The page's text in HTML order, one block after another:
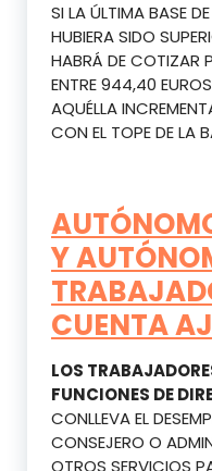
SI LA ÚLTIMA BASE
HUBIERA SIDO
HABRÁ DE COTIZAR
ENTRE 944,40
AQUÉLLA
CON EL TOPE DE LA
Y
CUENTA
LOS
FUNCIONES DE
CONLLEVA EL
CONSEJERO O
OTROS SERVICIOS